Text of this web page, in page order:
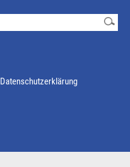
Datenschutzerklärung